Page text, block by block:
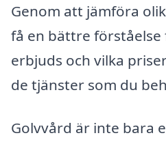
Genom att jämföra
få en bättre förståelse
erbjuds och vilka
de tjänster som du
Golvvård är inte bara